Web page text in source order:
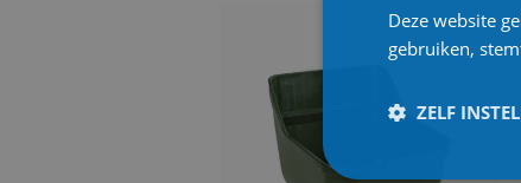
Deze website
gebruiken,
ZELF